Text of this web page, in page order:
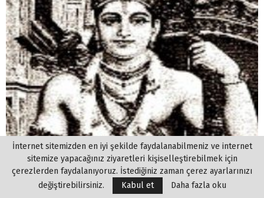
İnternet sitemizden en iyi şekilde faydalanabilmeniz ve internet
sitemize yapacağınız ziyaretleri kişiselleştirebilmek için
çerezlerden faydalanıyoruz. İstediğiniz zaman çerez ayarlarınızı
değiştirebilirsiniz.
Kabul et Daha fazla oku